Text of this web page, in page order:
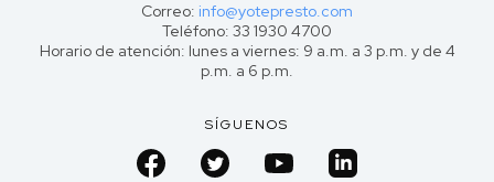
Correo: info@yotepresto.com
Teléfono: 33 1930 4700
Horario de atención: lunes a viernes: 9 a.m. a 3 p.m. y de 4
p.m. a 6 p.m.
SÍGUENOS